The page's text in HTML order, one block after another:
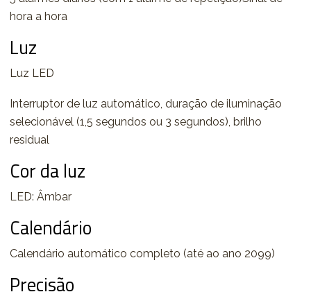
hora a hora
Luz
Luz LED
Interruptor de luz automático, duração de iluminação
selecionável (1,5 segundos ou 3 segundos), brilho
residual
Cor da luz
LED: Âmbar
Calendário
Calendário automático completo (até ao ano 2099)
Precisão